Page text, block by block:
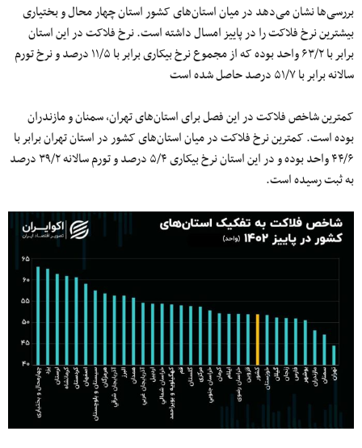
بررسی‌ها نشان می‌دهد در میان استان‌های کشور استان چهار محال و بختیاری
بیشترین نرخ فلاکت را در پاییز امسال داشته است. نرخ فلاکت در این استان
برابر با ۶۳/۲ واحد بوده که از مجموع نرخ بیکاری برابر با ۱۱/۵ درصد و نرخ تورم
سالانه برابر با ۵۱/۷ درصد حاصل شده است
کمترین شاخص فلاکت در این فصل برای استان‌های تهران، سمنان و مازندران
بوده است. کمترین نرخ فلاکت در میان استان‌های کشور در استان تهران برابر با
۴۴/۶ واحد بوده و در این استان نرخ بیکاری ۵/۴ درصد و تورم سالانه ۳۹/۲ درصد
به ثبت رسیده است.